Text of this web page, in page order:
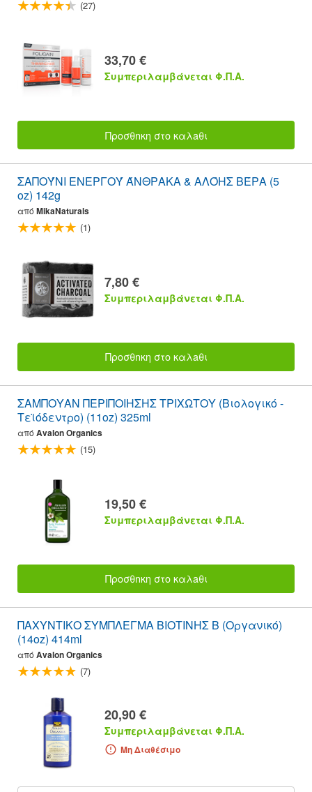
(27)
33,70 €
Συμπεριλαμβάνεται Φ.Π.Α.
Προσθnκη στο καλaθι
ΣΑΠΟΎΝΙ ΕΝΕΡΓΟΎ ΆΝΘΡΑΚΑ & ΑΛΌΗΣ ΒΈΡΑ (5
oz) 142g
από MikaNaturals
(1)
7,80 €
Συμπεριλαμβάνεται Φ.Π.Α.
Προσθnκη στο καλaθι
ΣΑΜΠΟΥΑΝ ΠΕΡΙΠΟΙΗΣΗΣ ΤΡΙΧΩΤΟΥ (Βιολογικό -
Τεϊόδεντρο) (11oz) 325ml
από Avalon Organics
(15)
19,50 €
Συμπεριλαμβάνεται Φ.Π.Α.
Προσθnκη στο καλaθι
ΠΑΧΥΝΤΙΚΟ ΣΥΜΠΛΕΓΜΑ ΒΙΟΤΙΝΗΣ Β (Οργανικό)
(14oz) 414ml
από Avalon Organics
(7)
20,90 €
Συμπεριλαμβάνεται Φ.Π.Α.
Μη Διαθέσιμο